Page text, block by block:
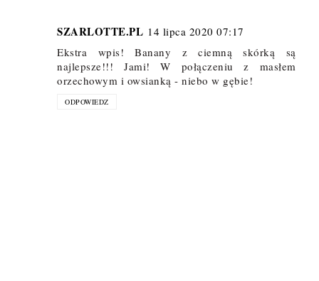
SZARLOTTE.PL 14 lipca 2020 07:17
Ekstra wpis! Banany z ciemną skórką są
najlepsze!!! Jami! W połączeniu z masłem
orzechowym i owsianką - niebo w gębie!
ODPOWIEDZ